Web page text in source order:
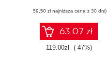
sztucznej
inteligencji
(59,50 zł najniższa cena z 30 dni)
63.07 zł
119.00zł (-47%)